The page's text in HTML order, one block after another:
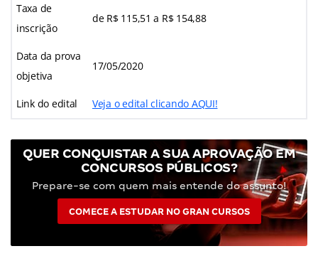
Taxa de
inscrição
de R$ 115,51 a R$ 154,88
Data da prova
objetiva
17/05/2020
Link do edital Veja o edital clicando AQUI!
QUER CONQUISTAR A SUA APROVAÇÃO EM
CONCURSOS PÚBLICOS?
Prepare-se com quem mais entende do assunto!
COMECE A ESTUDAR NO GRAN CURSOS